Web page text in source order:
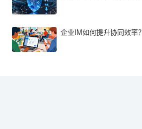
企业IM如何提升协同效率？